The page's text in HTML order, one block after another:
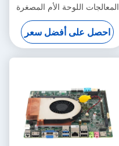
المعالجات اللوحة الأم المصغرة
DDR4 NANO 120mm x
120mm
احصل على أفضل سعر